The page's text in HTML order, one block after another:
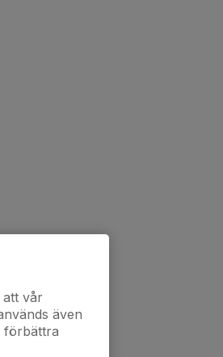
att vår
även
förbättra